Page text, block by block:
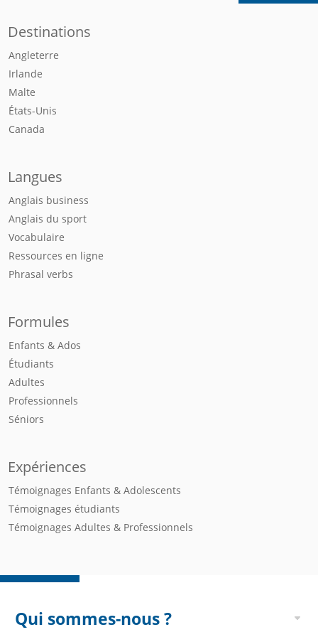
Destinations
Angleterre
Irlande
Malte
États-Unis
Canada
Langues
Anglais business
Anglais du sport
Vocabulaire
Ressources en ligne
Phrasal verbs
Formules
Enfants & Ados
Étudiants
Adultes
Professionnels
Séniors
Expériences
Témoignages Enfants & Adolescents
Témoignages étudiants
Témoignages Adultes & Professionnels
Qui sommes-nous ?